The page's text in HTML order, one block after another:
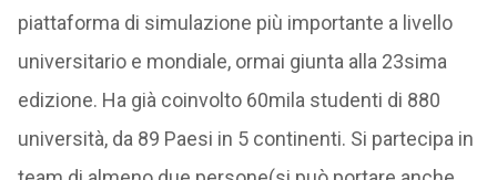
piattaforma di simulazione più importante a livello
universitario e mondiale, ormai giunta alla 23sima
edizione. Ha già coinvolto 60mila studenti di 880
università, da 89 Paesi in 5 continenti. Si partecipa in